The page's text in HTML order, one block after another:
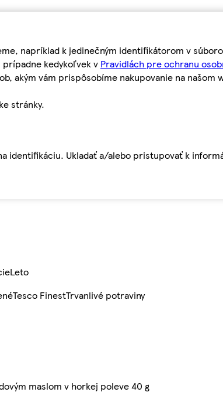
napríklad k jedinečným identifikátorom v
kedykoľvek v Pravidlách pre ochranu
akým vám prispôsobíme nakupovanie na našom
stránky.
Ukladať a/alebo pristupovať k
Leto
Tesco FinestTrvanlivé potraviny
maslom v horkej poleve 40 g